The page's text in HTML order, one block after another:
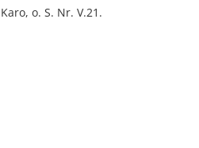
o. S. Nr. V.21.